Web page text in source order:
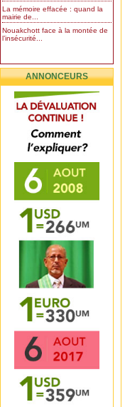
La mémoire effacée : quand la
mairie de...
Nouakchott face à la montée de
l’insécurité...
ANNONCEURS